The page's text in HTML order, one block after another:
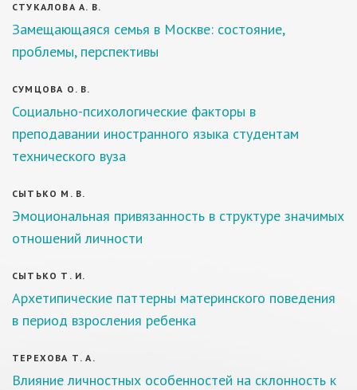
СТУКАЛОВА А. В.
Замещающаяся семья в Москве: состояние,
проблемы, перспективы
СУМЦОВА О. В.
Социально-психологические факторы в
преподавании иностранного языка студентам
технического вуза
СЫТЬКО М. В.
Эмоциональная привязанность в структуре значимых
отношений личности
СЫТЬКО Т. И.
Архетипические паттерны материнского поведения
в период взросления ребенка
ТЕРЕХОВА Т. А.
Влияние личностных особенностей на склонность к